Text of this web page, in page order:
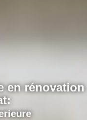
en rénovation